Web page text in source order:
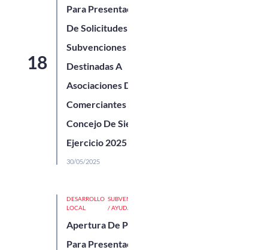
Para Presentación
De Solicitudes De
Subvenciones
Destinadas A
Asociaciones De
Comerciantes Del
Concejo De Siero,
Ejercicio 2025
30/05/2025
DESARROLLO
LOCAL
SUBVENCIONES
/ AYUDAS
Apertura De Plazo
Para Presentación